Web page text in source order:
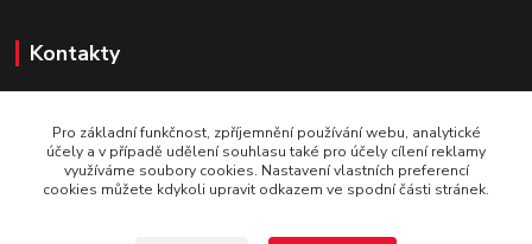
Kontakty
U pošty 83
250 69, Vodochody
Pro základní funkčnost, zpříjemnění používání webu, analytické
účely a v případě udělení souhlasu také pro účely cílení reklamy
využíváme soubory cookies. Nastavení vlastních preferencí
cookies můžete kdykoli upravit odkazem ve spodní části stránek.